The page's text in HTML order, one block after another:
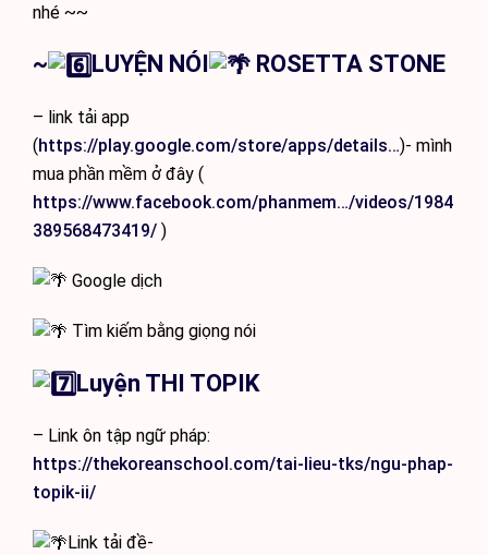
nhé ~~
~ LUYỆN NÓI ROSETTA STONE
– link tải app
(https://play.google.com/store/apps/details…)- mình
mua phần mềm ở đây (
https://www.facebook.com/phanmem…/videos/1984
389568473419/ )
Google dịch
Tìm kiếm bằng giọng nói️️
Luyện THI TOPIK
– Link ôn tập ngữ pháp:
https://thekoreanschool.com/tai-lieu-tks/ngu-phap-
topik-ii/
Link tải đề-